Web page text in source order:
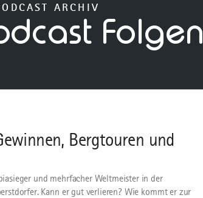
ARCHIV
Folgen
Bergtouren und
und mehrfacher Weltmeister in der
Kann er gut verlieren? Wie kommt er zur